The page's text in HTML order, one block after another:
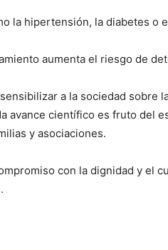
la hipertensión, la diabetes o
aumenta el riesgo de
a la sociedad sobre
avance científico es fruto del
y asociaciones.
con la dignidad y el